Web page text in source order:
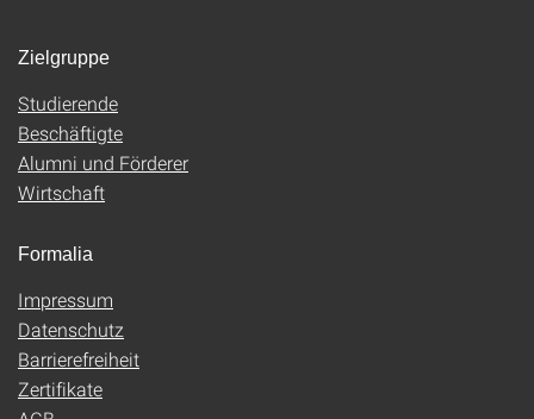
Zielgruppe
Studierende
Beschäftigte
Alumni und Förderer
Wirtschaft
Formalia
Impressum
Datenschutz
Barrierefreiheit
Zertifikate